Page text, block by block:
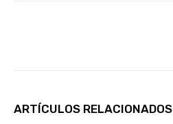
ARTÍCULOS RELACIONADOS